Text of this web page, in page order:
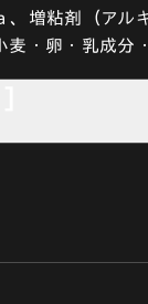
増粘剤（ア
・卵・乳成分